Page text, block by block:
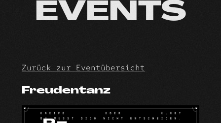
EVENTS
Zurück zur Eventübersicht
Freudentanz